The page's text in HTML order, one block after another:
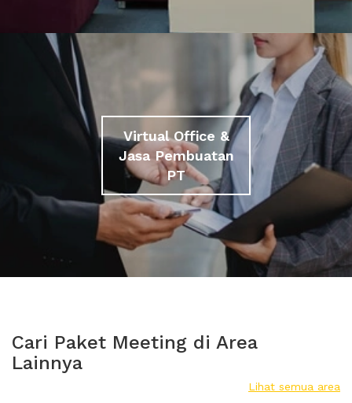
Virtual Office &
Jasa Pembuatan
PT
Cari Paket Meeting di Area
Lainnya
Lihat semua area